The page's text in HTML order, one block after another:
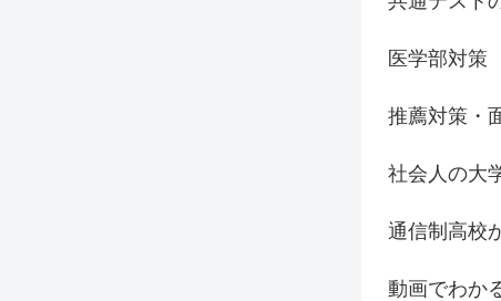
医学部対策
推薦対策・
社会人の大
通信制高校
動画でわか